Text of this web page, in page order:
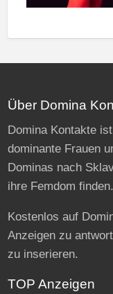
Über Domina
Domina Kontakte
dominante Frauen
Dominas nach
ihre Femdom finden.
Kostenlos auf
Anzeigen zu
zu inserieren.
TOP Anzeigen